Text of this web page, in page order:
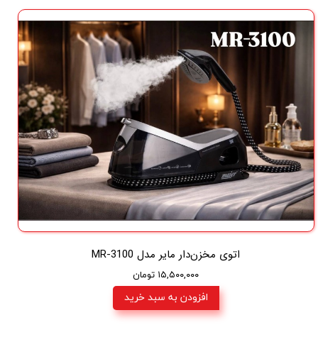
اتوی مخزن‌دار مایر مدل MR-3100
۱۵,۵۰۰,۰۰۰ تومان
افزودن به سبد خرید